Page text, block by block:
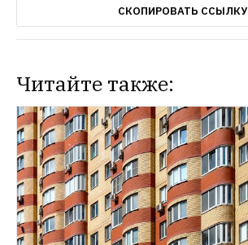
СКОПИРОВАТЬ ССЫЛКУ
Читайте также: